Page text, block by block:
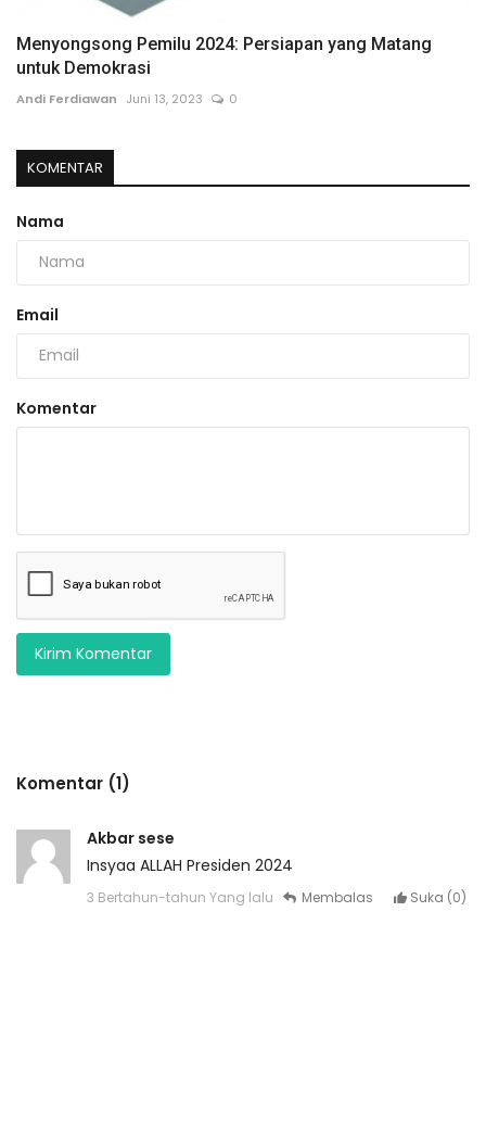
Menyongsong Pemilu 2024: Persiapan yang Matang
untuk Demokrasi
Andi Ferdiawan Juni 13, 2023 0
KOMENTAR
Nama
Email
Komentar
Kirim Komentar
Komentar (1)
Akbar sese
Insyaa ALLAH Presiden 2024
3 Bertahun-tahun Yang lalu Membalas Suka (0)